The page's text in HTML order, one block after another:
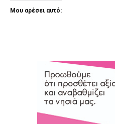
Μου αρέσει αυτό: